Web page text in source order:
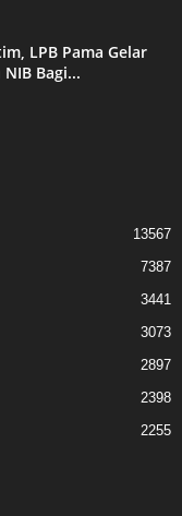
LPB Pama Gelar
Bagi...
13567
7387
3441
3073
2897
2398
2255